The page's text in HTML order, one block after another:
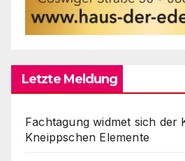
Letzte Meldung
Fachtagung widmet sich der
Kneippschen Elemente